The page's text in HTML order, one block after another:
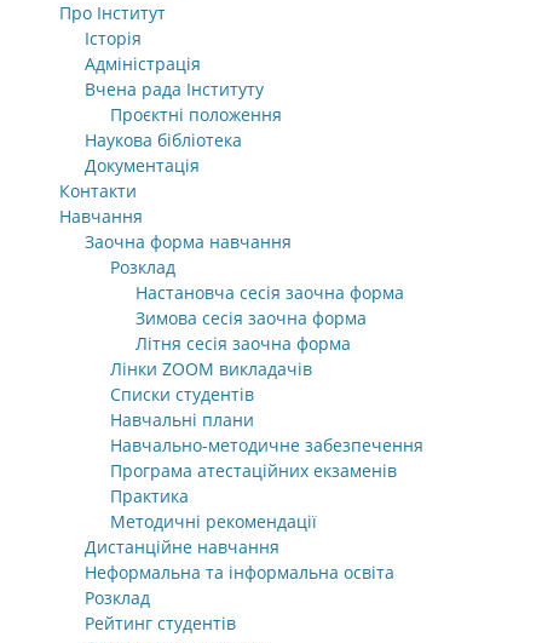
Про Інститут
Історія
Адміністрація
Вчена рада Інституту
Проєктні положення
Наукова бібліотека
Документація
Контакти
Навчання
Заочна форма навчання
Розклад
Настановча сесія заочна форма
Зимова сесія заочна форма
Літня сесія заочна форма
Лінки ZOOM викладачів
Списки студентів
Навчальні плани
Навчально-методичне забезпечення
Програма атестаційних екзаменів
Практика
Методичні рекомендації
Дистанційне навчання
Неформальна та інформальна освіта
Розклад
Рейтинг студентів